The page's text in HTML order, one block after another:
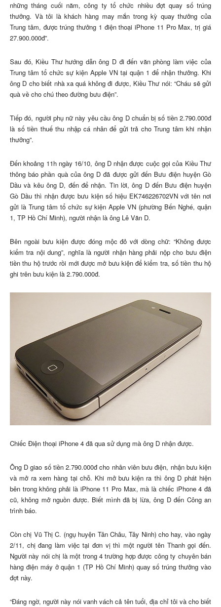
những tháng cuối năm, công ty tổ chức nhiều đợt quay số trúng
thưởng. Và tôi là khách hàng may mắn trong kỳ quay thưởng của
Trung tâm, được trúng thưởng 1 điện thoại iPhone 11 Pro Max, trị giá
27.900.000đ”.
Sau đó, Kiều Thư hướng dẫn ông D đi đến văn phòng làm việc của
Trung tâm tổ chức sự kiện Apple VN tại quận 1 để nhận thưởng. Khi
ông D cho biết nhà xa quá không đi được, Kiều Thư nói: “Cháu sẽ gửi
quà về cho chú theo đường bưu điện”.
Tiếp đó, người phụ nữ này yêu cầu ông D chuẩn bị số tiền 2.790.000đ
là số tiền thuế thu nhập cá nhân để gửi trả cho Trung tâm khi nhận
thưởng”.
Đến khoảng 11h ngày 16/10, ông D nhận được cuộc gọi của Kiều Thư
thông báo phần quà của ông D đã được gửi đến Bưu điện huyện Gò
Dầu và kêu ông D, đến để nhận. Tin lời, ông D đến Bưu điện huyện
Gò Dầu thì nhận được bưu kiện số hiệu EK746226702VN với tên nơi
gửi là Trung tâm tổ chức sự kiện Apple VN (phường Bến Nghé, quận
1, TP Hồ Chí Minh), người nhận là ông Lê Văn D.
Bên ngoài bưu kiện được đóng mộc đỏ với dòng chữ: “Không được
kiểm tra nội dung”, nghĩa là người nhận hàng phải nộp cho bưu điện
tiền thu hộ trước rồi mới được mở bưu kiện để kiểm tra, số tiền thu hộ
ghi trên bưu kiện là 2.790.000đ.
Chiếc Điện thoại iPhone 4 đã qua sử dụng mà ông D nhận được.
Ông D giao số tiền 2.790.000đ cho nhân viên bưu điện, nhận bưu kiện
và mở ra xem hàng tại chỗ. Khi mở bưu kiện ra thì ông D phát hiện
bên trong không phải là iPhone 11 Pro Max, mà là chiếc iPhone 4 đã
cũ, không mở nguồn được. Biết mình đã bị lừa, ông D đến Công an
trình báo.
Còn chị Vũ Thị C. (ngụ huyện Tân Châu, Tây Ninh) cho hay, vào ngày
2/11, chị đang làm việc tại đơn vị thì một người tên Thanh gọi đến.
Người này nói chị là một trong 4 trường hợp được công ty chuyên bán
hàng điện máy ở quận 1 (TP Hồ Chí Minh) quay số trúng thưởng vào
đợt này.
“Đáng ngờ, người này nói vanh vách cả tên tuổi, địa chỉ tôi và cho biết